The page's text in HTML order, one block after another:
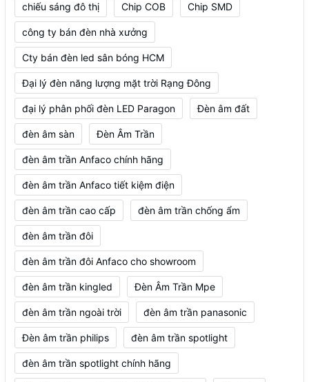
chiếu sáng đô thị Chip COB Chip SMD
công ty bán đèn nhà xưởng
Cty bán đèn led sân bóng HCM
Đại lý đèn năng lượng mặt trời Rạng Đông
đại lý phân phối đèn LED Paragon Đèn âm đất
đèn âm sàn Đèn Âm Trần
đèn âm trần Anfaco chính hãng
đèn âm trần Anfaco tiết kiệm điện
đèn âm trần cao cấp đèn âm trần chống ẩm
đèn âm trần đôi
đèn âm trần đôi Anfaco cho showroom
đèn âm trần kingled Đèn Âm Trần Mpe
đèn âm trần ngoài trời đèn âm trần panasonic
Đèn âm trần philips đèn âm trần spotlight
đèn âm trần spotlight chính hãng